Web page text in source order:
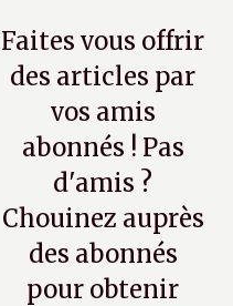
Faites vous offrir
des articles par
vos amis
abonnés ! Pas
d'amis ?
Chouinez auprès
des abonnés
pour obtenir